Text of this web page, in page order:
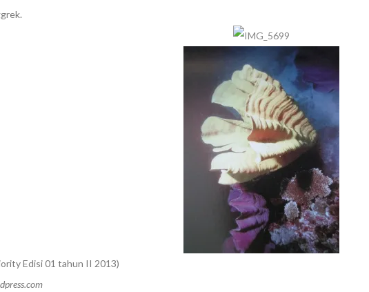
Edisi 01 tahun II 2013)